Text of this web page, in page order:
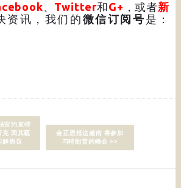
、 Twitter和G+ ，或者新
资讯，我们的微信订阅号 是：
官约束特
克 因其藐
解协议
金正恩抵达越南 将参加
与特朗普的峰会 >>